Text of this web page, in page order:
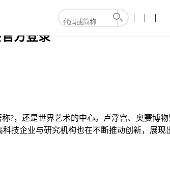
方登录
?，还是世界艺术的中心。卢浮宫、奥赛博
技企业与研究机构也在不断推动创新，展现